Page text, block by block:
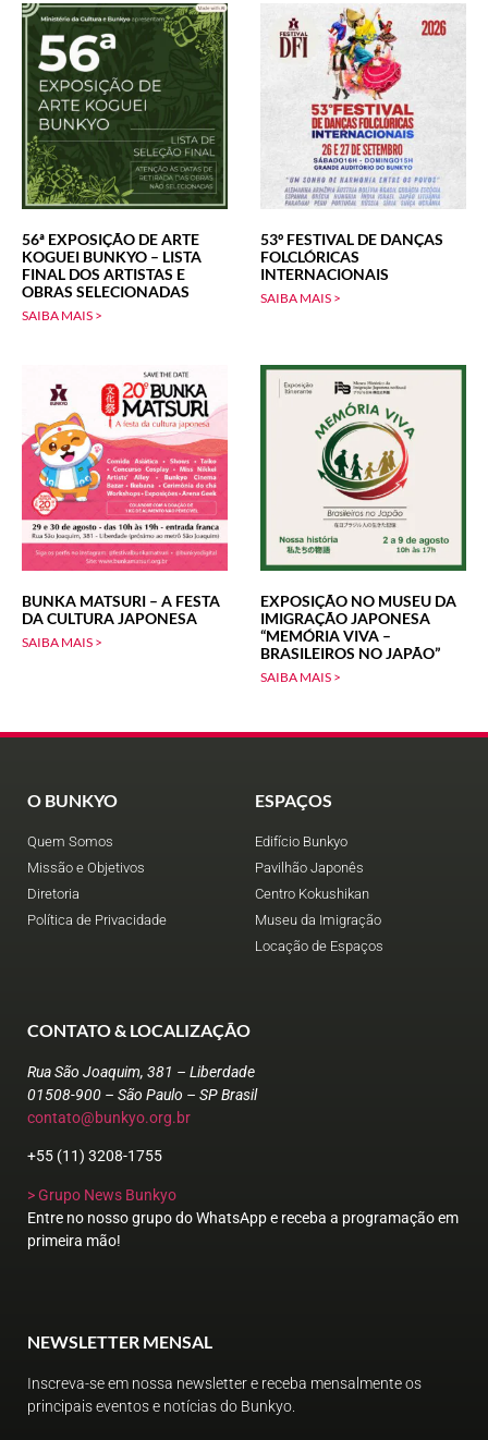
56ª EXPOSIÇÃO DE ARTE
KOGUEI BUNKYO – LISTA
FINAL DOS ARTISTAS E
OBRAS SELECIONADAS
SAIBA MAIS >
53º FESTIVAL DE DANÇAS
FOLCLÓRICAS
INTERNACIONAIS
SAIBA MAIS >
BUNKA MATSURI – A FESTA
DA CULTURA JAPONESA
SAIBA MAIS >
EXPOSIÇÃO NO MUSEU DA
IMIGRAÇÃO JAPONESA
“MEMÓRIA VIVA –
BRASILEIROS NO JAPÃO”
SAIBA MAIS >
O BUNKYO
Quem Somos
Missão e Objetivos
Diretoria
Política de Privacidade
ESPAÇOS
Edifício Bunkyo
Pavilhão Japonês
Centro Kokushikan
Museu da Imigração
Locação de Espaços
CONTATO & LOCALIZAÇÃO
Rua São Joaquim, 381 – Liberdade
01508-900 – São Paulo – SP Brasil
contato@bunkyo.org.br
+55 (11) 3208-1755
> Grupo News Bunkyo
Entre no nosso grupo do WhatsApp e receba a programação em
primeira mão!
NEWSLETTER MENSAL
Inscreva-se em nossa newsletter e receba mensalmente os
principais eventos e notícias do Bunkyo.